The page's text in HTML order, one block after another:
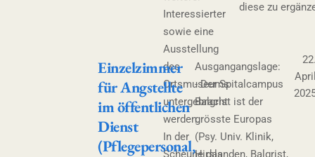
diese zu
Interessierter
sowie eine
Ausstellung
des
Ortsmuseums
untergebracht
werden.
In der
Scheune das
Einzelzimmer
für Angstellte
im öffentlichen
Dienst
(Pflegepersonal,
Ausgangangslage:
- Der Spitalcampus
Balgrist ist der
grösste Europas
(Psy. Univ. Klinik,
Hirslanden, Balgrist,